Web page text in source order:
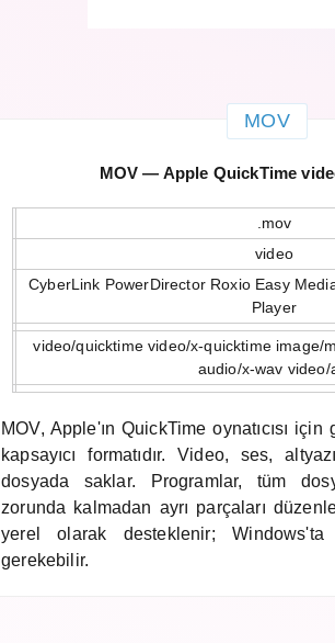
MOV
MOV — Apple QuickTime
.mov
video
CyberLink PowerDirector Roxio Easy
Player
video/quicktime video/x-quicktime image/
audio/x-wav video/
MOV, Apple'ın QuickTime oynatıcısı
kapsayıcı formatıdır. Video, ses,
dosyada saklar. Programlar, tüm
zorunda kalmadan ayrı parçaları
yerel olarak desteklenir;
gerekebilir.